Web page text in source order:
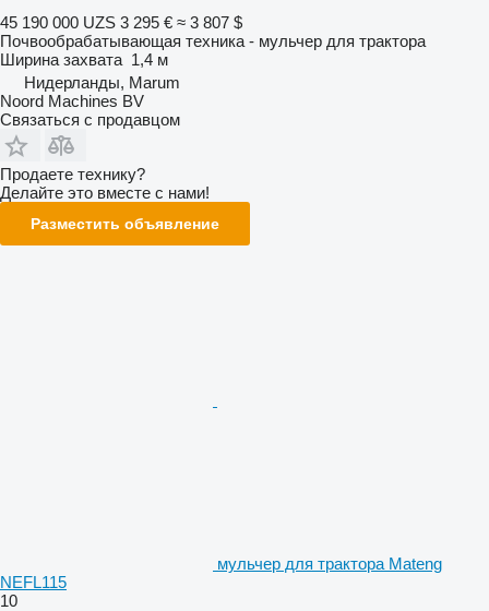
45 190 000 UZS 3 295 € ≈ 3 807 $
Почвообрабатывающая техника - мульчер для трактора
Ширина захвата 1,4 м
Нидерланды, Marum
Noord Machines BV
Связаться с продавцом
Продаете технику?
Делайте это вместе с нами!
Разместить объявление
мульчер для трактора Mateng
NEFL115
10